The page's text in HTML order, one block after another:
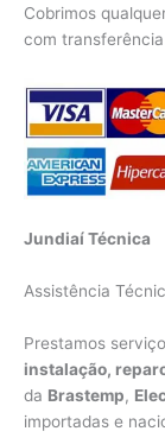
Cobrimos
com
Jundiaí Técnica
Assistência
Prestamos
instalação,
da Brastemp,
importadas e